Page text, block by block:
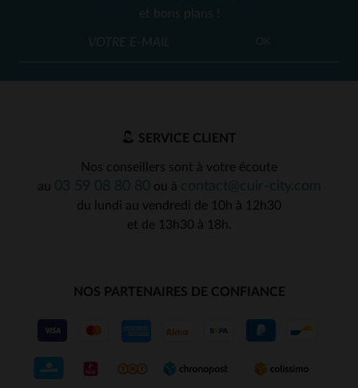
et bons plans !
OK
SERVICE CLIENT
Nos conseillers sont à votre écoute
au
ou à
du lundi au vendredi de 10h à 12h30
et de 13h30 à 18h.
NOS PARTENAIRES DE CONFIANCE